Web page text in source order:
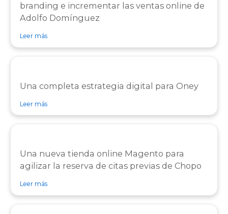
branding e incrementar las ventas online de
Adolfo Domínguez
Leer mássobre caso de éxito Caso de éxito Adolfo Domínguez
Una completa estrategia digital para Oney
Leer mássobre caso de éxito Caso de éxito Oney
Una nueva tienda online Magento para
agilizar la reserva de citas previas de Chopo
Leer mássobre caso de éxito Caso de éxito Chopo